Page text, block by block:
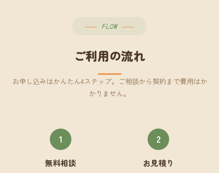
FLOW
ご利用の流れ
お申し込みはかんたん4ステップ。ご相談から契約まで費用はか
かりません。
1
無料相談
2
お見積り